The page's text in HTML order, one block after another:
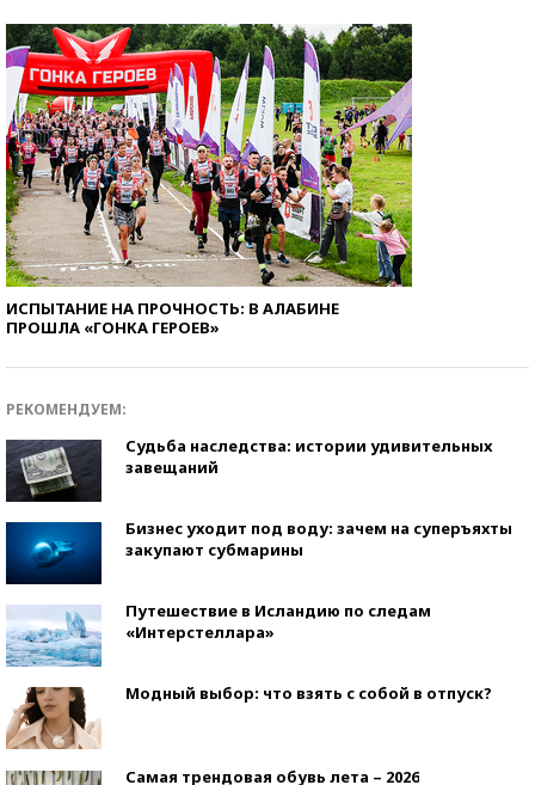
ИСПЫТАНИЕ НА ПРОЧНОСТЬ: В АЛАБИНЕ
ПРОШЛА «ГОНКА ГЕРОЕВ»
РЕКОМЕНДУЕМ:
Судьба наследства: истории удивительных
завещаний
Бизнес уходит под воду: зачем на суперъяхты
закупают субмарины
Путешествие в Исландию по следам
«Интерстеллара»
Модный выбор: что взять с собой в отпуск?
Самая трендовая обувь лета – 2026